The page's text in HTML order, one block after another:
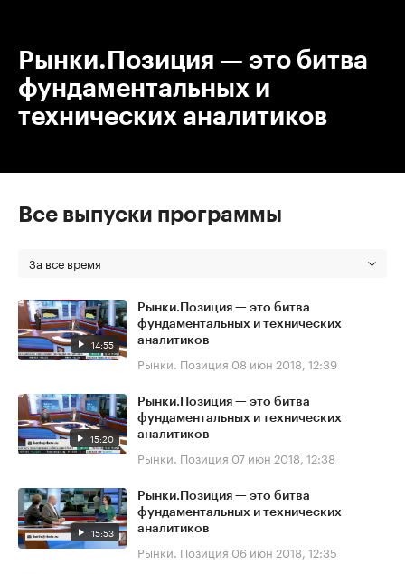
Рынки.Позиция — это битва
фундаментальных и
технических аналитиков
Все выпуски программы
За все время
14:55
Рынки.Позиция — это битва
фундаментальных и технических
аналитиков
Рынки. Позиция 08 июн 2018, 12:39
15:20
Рынки.Позиция — это битва
фундаментальных и технических
аналитиков
Рынки. Позиция 07 июн 2018, 12:38
15:53
Рынки.Позиция — это битва
фундаментальных и технических
аналитиков
Рынки. Позиция 06 июн 2018, 12:35